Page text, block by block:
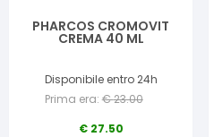
PHARCOS CROMOVIT
CREMA 40 ML
Disponibile entro 24h
Prima era: €23.00
€ 27.50